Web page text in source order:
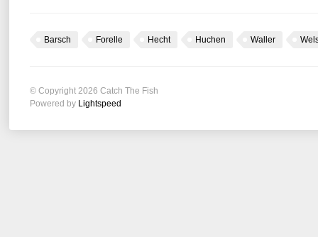
Barsch Forelle Hecht Huchen Waller
© Copyright 2026 Catch The Fish
Powered by Lightspeed